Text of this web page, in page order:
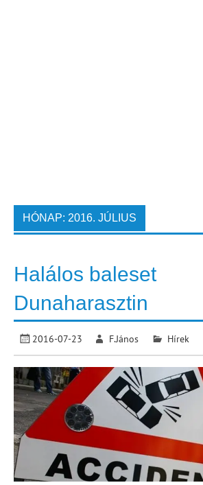
HÓNAP: 2016. JÚLIUS
Halálos baleset
Dunaharasztin
2016-07-23 F.János Hírek